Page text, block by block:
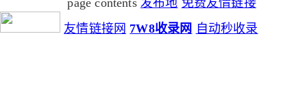
友情链接网 7W8收录网 自动秒收录